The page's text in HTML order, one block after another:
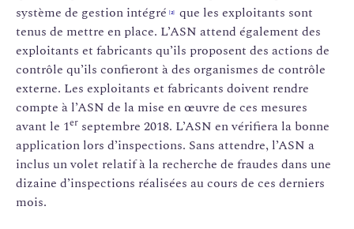
système de gestion intégré [2]
que les exploitants sont
tenus de mettre en place. L’ASN attend également des
exploitants et fabricants qu’ils proposent des actions de
contrôle qu’ils confieront à des organismes de contrôle
externe. Les exploitants et fabricants doivent rendre
compte à l’ASN de la mise en œuvre de ces mesures
avant le 1er septembre 2018. L’ASN en vérifiera la bonne
application lors d’inspections. Sans attendre, l’ASN a
inclus un volet relatif à la recherche de fraudes dans une
dizaine d’inspections réalisées au cours de ces derniers
mois.